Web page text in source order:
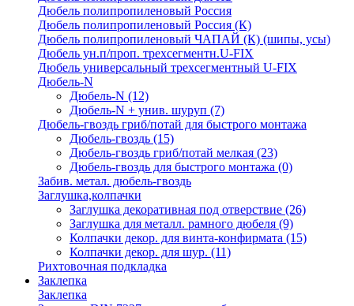
Дюбель полипропиленовый Россия
Дюбель полипропиленовый Россия (К)
Дюбель полипропиленовый ЧАПАЙ (К) (шипы, усы)
Дюбель ун.п/проп. трехсегментн.U-FIX
Дюбель универсальный трехсегментный U-FIX
Дюбель-N
Дюбель-N (12)
Дюбель-N + унив. шуруп (7)
Дюбель-гвоздь гриб/потай для быстрого монтажа
Дюбель-гвоздь (15)
Дюбель-гвоздь гриб/потай мелкая (23)
Дюбель-гвоздь для быстрого монтажа (0)
Забив. метал. дюбель-гвоздь
Заглушка,колпачки
Заглушка декоративная под отверствие (26)
Заглушка для металл. рамного дюбеля (9)
Колпачки декор. для винта-конфирмата (15)
Колпачки декор. для шур. (11)
Рихтовочная подкладка
Заклепка
Заклепка